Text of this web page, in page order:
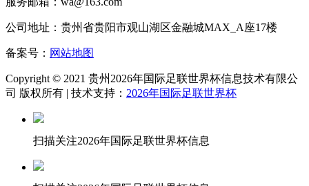
公司地址：贵州省贵阳市观山湖区金融城MAX_A座17楼
备案号： 网站地图
Copyright © 2021 贵州2026年国际足联世界杯信息技术有限公
司 版权所有 | 技术支持： 2026年国际足联世界杯
扫描关注2026年国际足联世界杯信息